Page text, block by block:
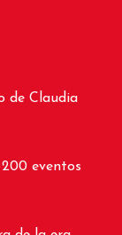
de Claudia
eventos